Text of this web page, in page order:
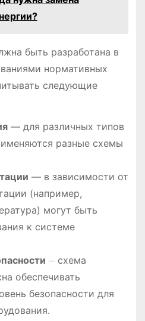
быть разработана в
нормативных
следующие
— для различных типов
разные схемы
— в зависимости от
(например,
могут быть
к системе
⏤ схема
обеспечивать
безопасности для